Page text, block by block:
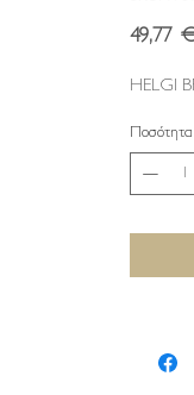
49,77
HELGI
Ποσότητα